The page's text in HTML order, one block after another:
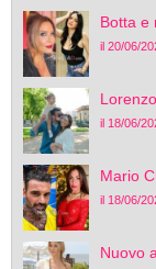
Botta e
il 20/06/
il 18/06/
Mario
il 18/06/
Nuovo